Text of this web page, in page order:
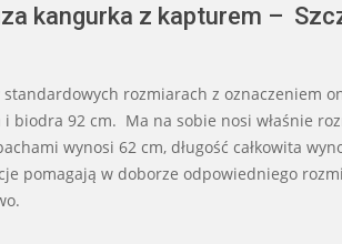
kangurka z kapturem –
rozmiarach z oznaczeniem
biodra 92 cm. Ma na sobie nosi właśnie
wynosi 62 cm, długość całkowita
pomagają w doborze odpowiedniego